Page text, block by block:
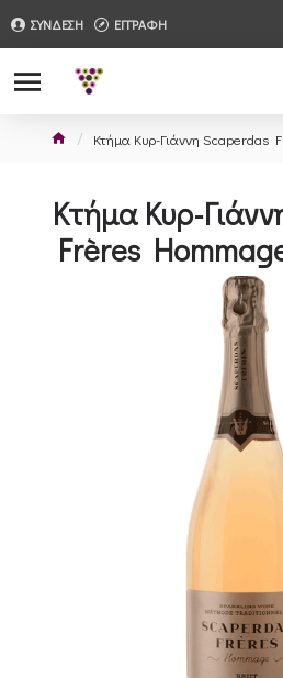
ΣΥΝΔΕΣΗ ΕΓΓΡΑΦΗ
Κτήμα Κυρ-Γιάννη
Κτήμα Κυρ-
Frères